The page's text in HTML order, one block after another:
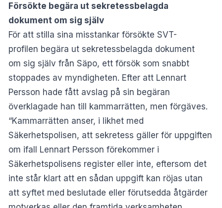
Försökte begära ut sekretessbelagda
dokument om sig själv
För att stilla sina misstankar försökte SVT-
profilen begära ut sekretessbelagda dokument
om sig själv från Säpo, ett försök som snabbt
stoppades av myndigheten. Efter att Lennart
Persson hade fått avslag på sin begäran
överklagade han till kammarrätten, men förgäves.
“Kammarrätten anser, i likhet med
Säkerhetspolisen, att sekretess gäller för uppgiften
om ifall Lennart Persson förekommer i
Säkerhetspolisens register eller inte, eftersom det
inte står klart att en sådan uppgift kan röjas utan
att syftet med beslutade eller förutsedda åtgärder